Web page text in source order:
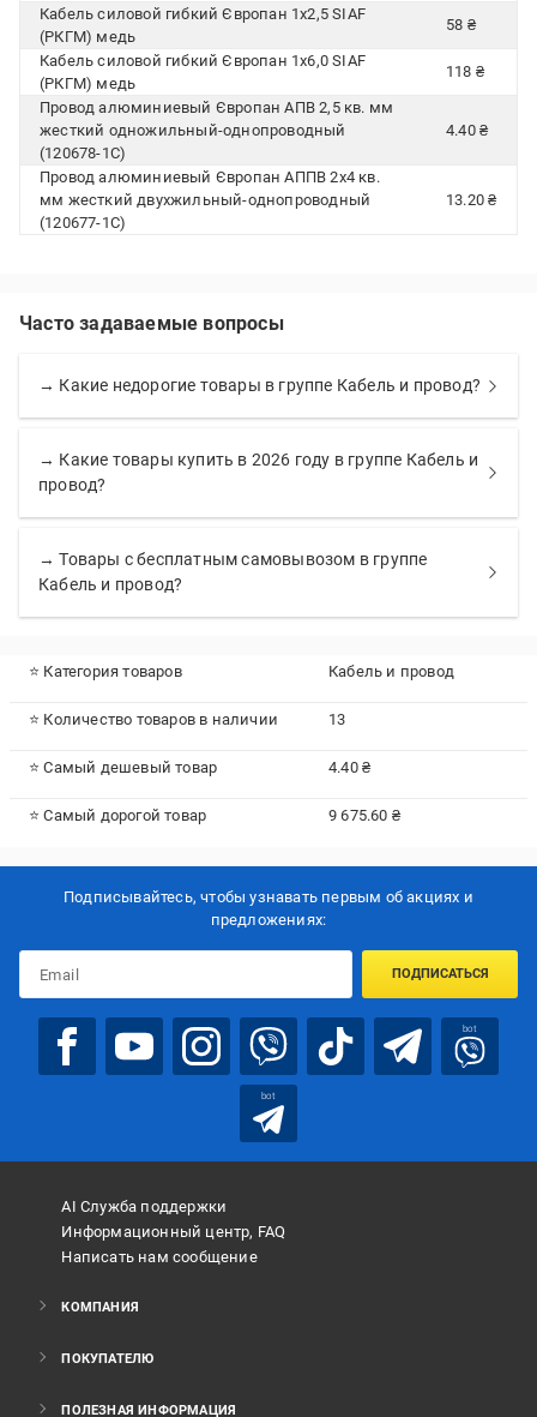
Кабель силовой гибкий Європан 1x2,5 SIAF
(РКГМ) медь
58 ₴
Кабель силовой гибкий Європан 1x6,0 SIAF
(РКГМ) медь
118 ₴
Провод алюминиевый Європан АПВ 2,5 кв. мм
жесткий одножильный-однопроводный
(120678-1C)
4.40 ₴
Провод алюминиевый Європан АППВ 2х4 кв.
мм жесткий двухжильный-однопроводный
(120677-1C)
13.20 ₴
Часто задаваемые вопросы
→ Какие недорогие товары в группе Кабель и провод?
→ Какие товары купить в 2026 году в группе Кабель и
провод?
→ Товары с бесплатным самовывозом в группе
Кабель и провод?
⭐ Категория товаров Кабель и провод
⭐ Количество товаров в наличии 13
⭐ Самый дешевый товар 4.40 ₴
⭐ Самый дорогой товар 9 675.60 ₴
Подписывайтесь, чтобы узнавать первым об акцияx и
предложениях:
ПОДПИСАТЬСЯ
bot
bot
AI Служба поддержки
Информационный центр, FAQ
Написать нам сообщение
КОМПАНИЯ
ПОКУПАТЕЛЮ
ПОЛЕЗНАЯ ИНФОРМАЦИЯ